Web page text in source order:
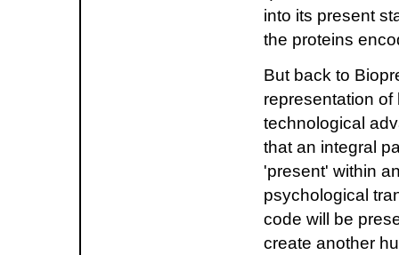
into its present
the proteins
But back to
representation
technological
that an integral
'present' within
psychological
code will be
create another